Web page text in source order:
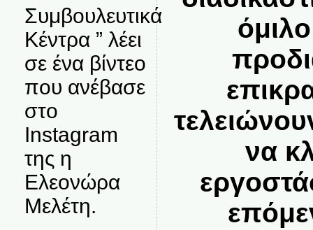
Συμβουλευτικά
Κέντρα ” λέει
σε ένα βίντεο
που ανέβασε
στο
Instagram
της η
Ελεονώρα
Μελέτη.
να